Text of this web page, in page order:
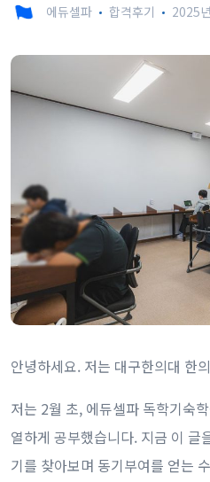
에듀셀파 합격후기 2025
안녕하세요. 저는 대구한의대 한
저는 2월 초, 에듀셀파 독학기숙
열하게 공부했습니다. 지금 이 글
기를 찾아보며 동기부여를 얻는